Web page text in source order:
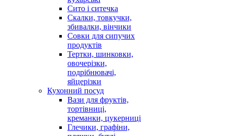
Сито і ситечка
Скалки, товкучки,
збивалки, вінчики
Совки для сипучих
продуктів
Тертки, шинковки,
овочерізки,
подрібнювачі,
яйцерізки
Кухонний посуд
Вази для фруктів,
тортівниці,
креманки, цукерниці
Глечики, графіни,